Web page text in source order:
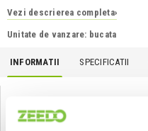
Vezi descrierea completa›
Unitate de vanzare: bucata
INFORMATII SPECIFICATII
Caracteristici esentiale: